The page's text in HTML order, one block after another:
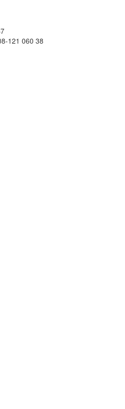
121 060 38